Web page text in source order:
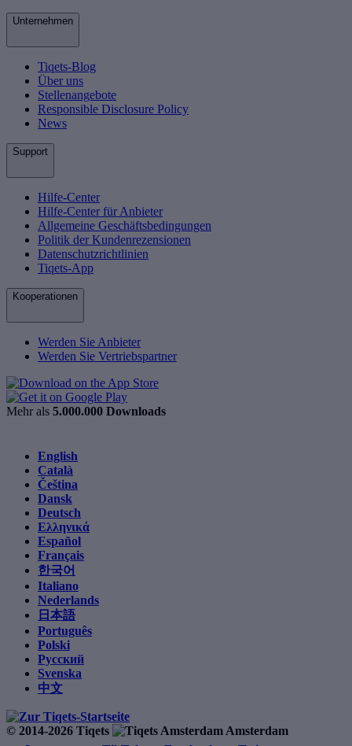
Unternehmen
Tiqets-Blog
Über uns
Stellenangebote
Responsible Disclosure Policy
News
Support
Hilfe-Center
Hilfe-Center für Anbieter
Allgemeine Geschäftsbedingungen
Politik der Kundenrezensionen
Datenschutzrichtlinien
Tiqets-App
Kooperationen
Werden Sie Anbieter
Werden Sie Vertriebspartner
Mehr als 5.000.000 Downloads
English
Català
Čeština
Dansk
Deutsch
Ελληνικά
Español
Français
한국어
Italiano
Nederlands
日本語
Português
Polski
Русский
Svenska
中文
© 2014-2026 Tiqets
Amsterdam